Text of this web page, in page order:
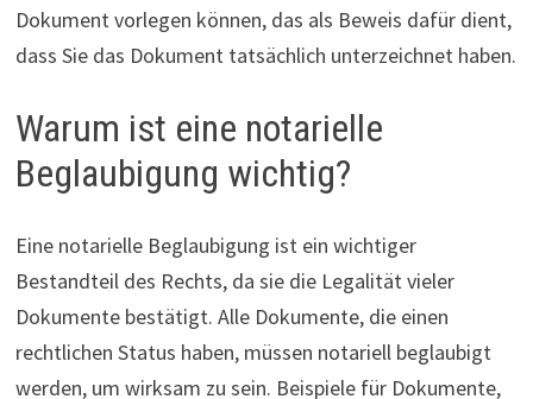
Dokument vorlegen können, das als Beweis dafür dient,
dass Sie das Dokument tatsächlich unterzeichnet haben.
Warum ist eine notarielle
Beglaubigung wichtig?
Eine notarielle Beglaubigung ist ein wichtiger
Bestandteil des Rechts, da sie die Legalität vieler
Dokumente bestätigt. Alle Dokumente, die einen
rechtlichen Status haben, müssen notariell beglaubigt
werden, um wirksam zu sein. Beispiele für Dokumente,